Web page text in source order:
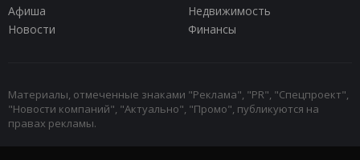
Афиша
Недвижимость
Новости
Финансы
Материалы, отмеченные знаками "Реклама", "PR", "Спецпроект",
"Новости компаний", "Актуально", "Промо", публикуются на
правах рекламы.